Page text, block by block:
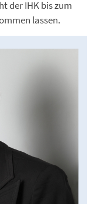
der IHK bis zum
lassen.